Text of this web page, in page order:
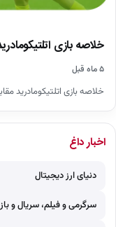
خلاصه بازی اتلتیکومادرید 1 – ختافه 0 | لالیگا
۵ ماه قبل
خلاصه بازی اتلتیکومادرید مقابل ختافه
اخبار داغ
دنیای ارز دیجیتال
سرگرمی و فیلم، سریال و